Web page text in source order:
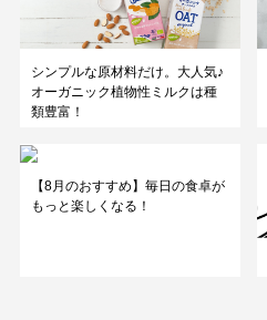
シンプルな原材料だけ。大人気♪
オーガニック植物性ミルクは種
類豊富！
【8月のおすすめ】毎日の食卓が
もっと楽しくなる！